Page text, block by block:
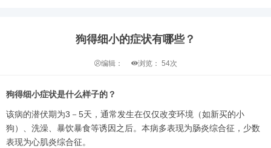
狗得细小的症状有哪些？
编辑： 浏览： 54次
狗得细小症状是什么样子的？
该病的潜伏期为3－5天，通常发生在仅仅改变环境（如新买的小
狗）、洗澡、暴饮暴食等诱因之后。本病多表现为肠炎综合征，少数
表现为心肌炎综合征。